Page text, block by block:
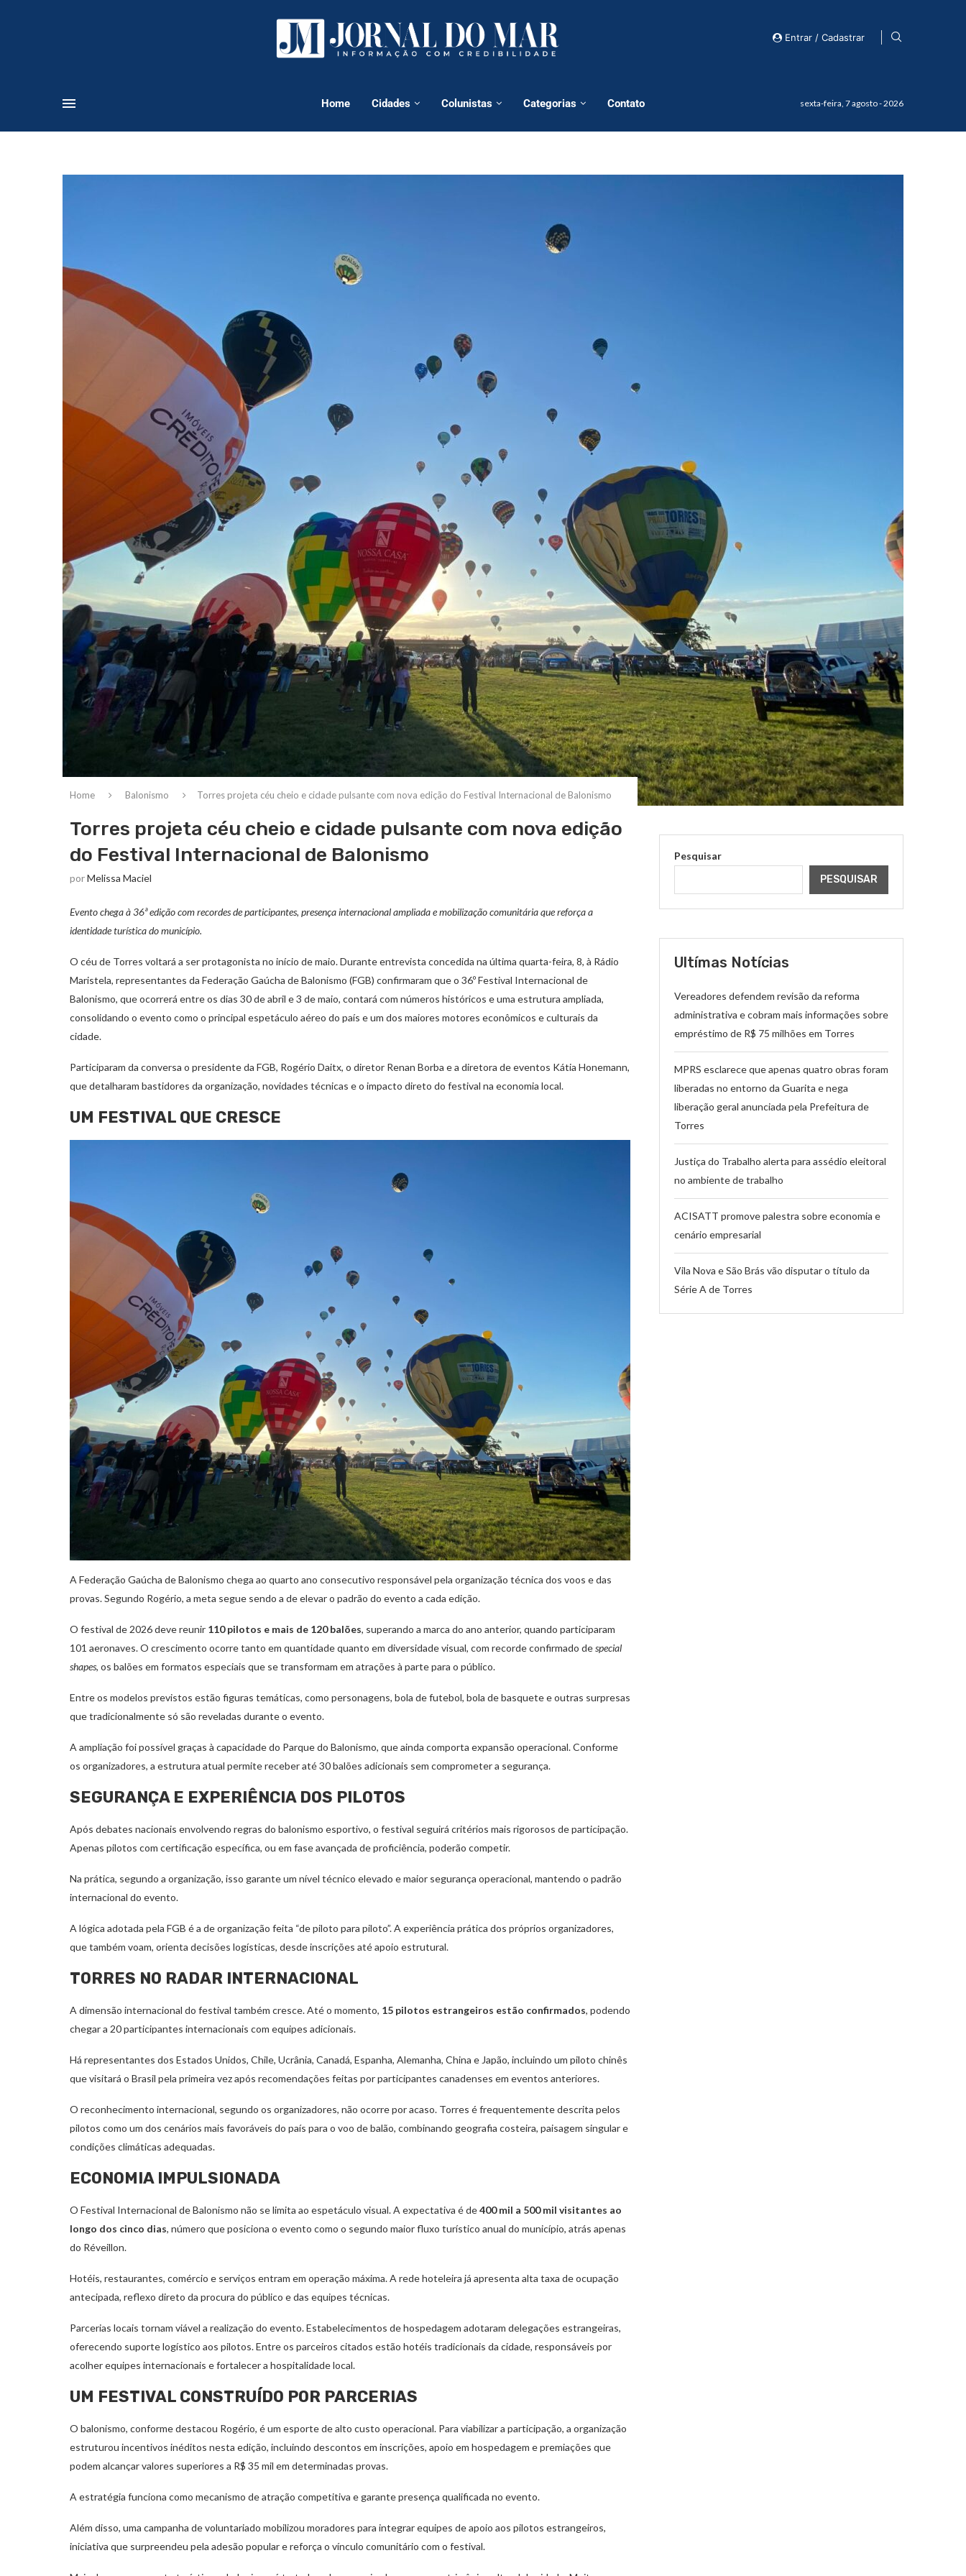
Entrar / Cadastrar
Home Cidades Colunistas Categorias Contato sexta-feira, 7 agosto - 2026
Home Balonismo Torres projeta céu cheio e cidade pulsante com nova edição do Festival Internacional de Balonismo
Torres projeta céu cheio e cidade pulsante com nova edição
do Festival Internacional de Balonismo
porMelissa Maciel
Evento chega à 36ª edição com recordes de participantes, presença internacional ampliada e mobilização comunitária que reforça a
identidade turística do município.
O céu de Torres voltará a ser protagonista no início de maio. Durante entrevista concedida na última quarta-feira, 8, à Rádio
Maristela, representantes da Federação Gaúcha de Balonismo (FGB) confirmaram que o 36º Festival Internacional de
Balonismo, que ocorrerá entre os dias 30 de abril e 3 de maio, contará com números históricos e uma estrutura ampliada,
consolidando o evento como o principal espetáculo aéreo do país e um dos maiores motores econômicos e culturais da
cidade.
Participaram da conversa o presidente da FGB, Rogério Daitx, o diretor Renan Borba e a diretora de eventos Kátia Honemann,
que detalharam bastidores da organização, novidades técnicas e o impacto direto do festival na economia local.
UM FESTIVAL QUE CRESCE
A Federação Gaúcha de Balonismo chega ao quarto ano consecutivo responsável pela organização técnica dos voos e das
provas. Segundo Rogério, a meta segue sendo a de elevar o padrão do evento a cada edição.
O festival de 2026 deve reunir 110 pilotos e mais de 120 balões, superando a marca do ano anterior, quando participaram
101 aeronaves. O crescimento ocorre tanto em quantidade quanto em diversidade visual, com recorde confirmado despecial
shapes, os balões em formatos especiais que se transformam em atrações à parte para o público.
Entre os modelos previstos estão figuras temáticas, como personagens, bola de futebol, bola de basquete e outras surpresas
que tradicionalmente só são reveladas durante o evento.
A ampliação foi possível graças à capacidade do Parque do Balonismo, que ainda comporta expansão operacional. Conforme
os organizadores, a estrutura atual permite receber até 30 balões adicionais sem comprometer a segurança.
SEGURANÇA E EXPERIÊNCIA DOS PILOTOS
Após debates nacionais envolvendo regras do balonismo esportivo, o festival seguirá critérios mais rigorosos de participação.
Apenas pilotos com certificação específica, ou em fase avançada de proficiência, poderão competir.
Na prática, segundo a organização, isso garante um nível técnico elevado e maior segurança operacional, mantendo o padrão
internacional do evento.
A lógica adotada pela FGB é a de organização feita “de piloto para piloto”. A experiência prática dos próprios organizadores,
que também voam, orienta decisões logísticas, desde inscrições até apoio estrutural.
TORRES NO RADAR INTERNACIONAL
A dimensão internacional do festival também cresce. Até o momento, 15 pilotos estrangeiros estão confirmados, podendo
chegar a 20 participantes internacionais com equipes adicionais.
Há representantes dos Estados Unidos, Chile, Ucrânia, Canadá, Espanha, Alemanha, China e Japão, incluindo um piloto chinês
que visitará o Brasil pela primeira vez após recomendações feitas por participantes canadenses em eventos anteriores.
O reconhecimento internacional, segundo os organizadores, não ocorre por acaso. Torres é frequentemente descrita pelos
pilotos como um dos cenários mais favoráveis do país para o voo de balão, combinando geografia costeira, paisagem singular e
condições climáticas adequadas.
ECONOMIA IMPULSIONADA
O Festival Internacional de Balonismo não se limita ao espetáculo visual. A expectativa é de400 mil a 500 mil visitantes ao
longo dos cinco dias, número que posiciona o evento como o segundo maior fluxo turístico anual do município, atrás apenas
do Réveillon.
Hotéis, restaurantes, comércio e serviços entram em operação máxima. A rede hoteleira já apresenta alta taxa de ocupação
antecipada, reflexo direto da procura do público e das equipes técnicas.
Parcerias locais tornam viável a realização do evento. Estabelecimentos de hospedagem adotaram delegações estrangeiras,
oferecendo suporte logístico aos pilotos. Entre os parceiros citados estão hotéis tradicionais da cidade, responsáveis por
acolher equipes internacionais e fortalecer a hospitalidade local.
UM FESTIVAL CONSTRUÍDO POR PARCERIAS
O balonismo, conforme destacou Rogério, é um esporte de alto custo operacional. Para viabilizar a participação, a organização
estruturou incentivos inéditos nesta edição, incluindo descontos em inscrições, apoio em hospedagem e premiações que
podem alcançar valores superiores a R$ 35 mil em determinadas provas.
A estratégia funciona como mecanismo de atração competitiva e garante presença qualificada no evento.
Além disso, uma campanha de voluntariado mobilizou moradores para integrar equipes de apoio aos pilotos estrangeiros,
iniciativa que surpreendeu pela adesão popular e reforça o vínculo comunitário com o festival.
Pesquisar
PESQUISAR
Ultímas Notícias
Vereadores defendem revisão da reforma
administrativa e cobram mais informações sobre
empréstimo de R$ 75 milhões em Torres
MPRS esclarece que apenas quatro obras foram
liberadas no entorno da Guarita e nega
liberação geral anunciada pela Prefeitura de
Torres
Justiça do Trabalho alerta para assédio eleitoral
no ambiente de trabalho
ACISATT promove palestra sobre economia e
cenário empresarial
Vila Nova e São Brás vão disputar o título da
Série A de Torres